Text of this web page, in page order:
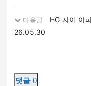
다음글
HG 자이 아
26.05.30
댓글 0